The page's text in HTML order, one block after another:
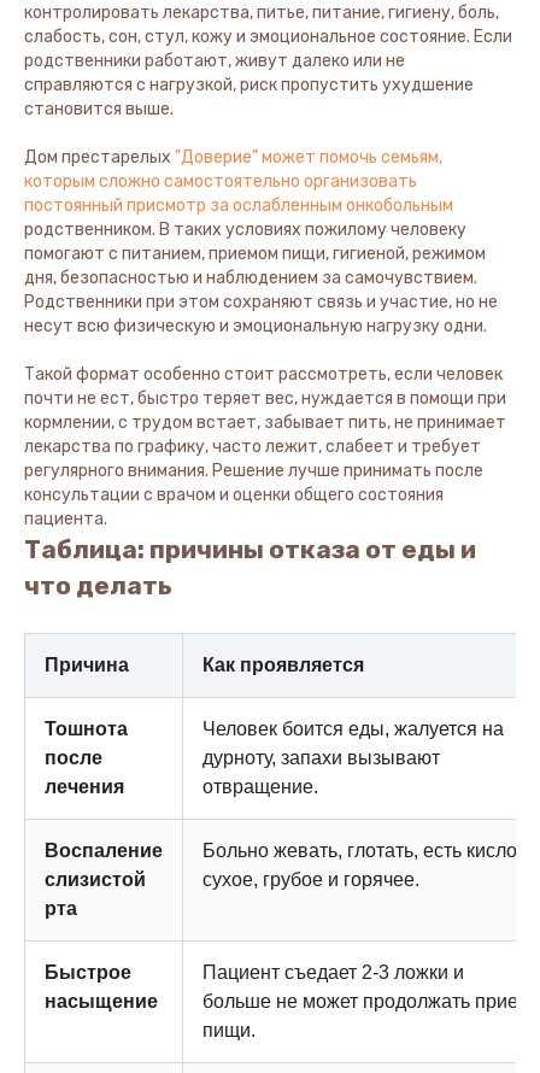
контролировать лекарства, питье, питание, гигиену, боль,
слабость, сон, стул, кожу и эмоциональное состояние. Если
родственники работают, живут далеко или не
справляются с нагрузкой, риск пропустить ухудшение
становится выше.
Дом престарелых "Доверие" может помочь семьям,
которым сложно самостоятельно организовать
постоянный присмотр за ослабленным онкобольным
родственником. В таких условиях пожилому человеку
помогают с питанием, приемом пищи, гигиеной, режимом
дня, безопасностью и наблюдением за самочувствием.
Родственники при этом сохраняют связь и участие, но не
несут всю физическую и эмоциональную нагрузку одни.
Такой формат особенно стоит рассмотреть, если человек
почти не ест, быстро теряет вес, нуждается в помощи при
кормлении, с трудом встает, забывает пить, не принимает
лекарства по графику, часто лежит, слабеет и требует
регулярного внимания. Решение лучше принимать после
консультации с врачом и оценки общего состояния
пациента.
Таблица: причины отказа от еды и
что делать
Причина Как проявляется
Тошнота
после
лечения
Человек боится еды, жалуется на
дурноту, запахи вызывают
отвращение.
Воспаление
слизистой
рта
Больно жевать, глотать, есть кислое,
сухое, грубое и горячее.
Быстрое
насыщение
Пациент съедает 2-3 ложки и
больше не может продолжать прием
пищи.